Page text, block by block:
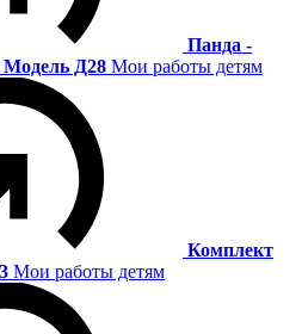
Панда -
Д28 Мои работы детям
Комплект
Мои работы детям